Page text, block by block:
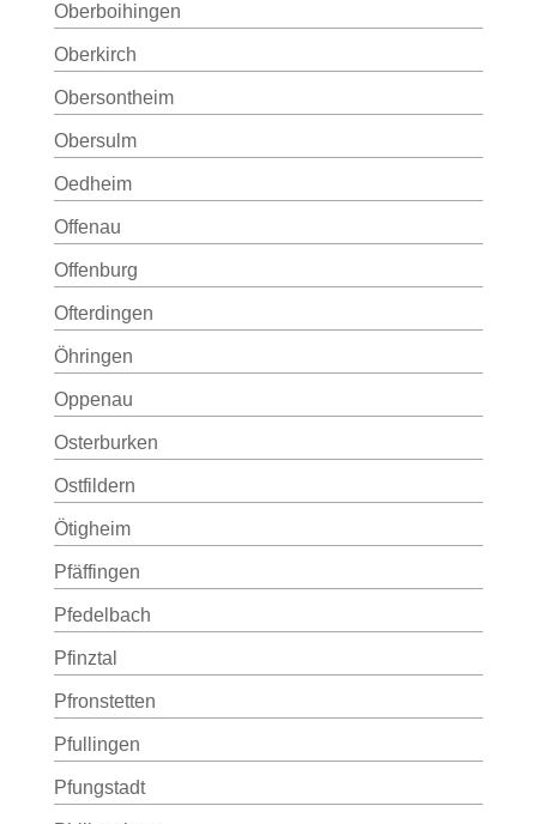
Oberboihingen
Oberkirch
Obersontheim
Obersulm
Oedheim
Offenau
Offenburg
Ofterdingen
Öhringen
Oppenau
Osterburken
Ostfildern
Ötigheim
Pfäffingen
Pfedelbach
Pfinztal
Pfronstetten
Pfullingen
Pfungstadt